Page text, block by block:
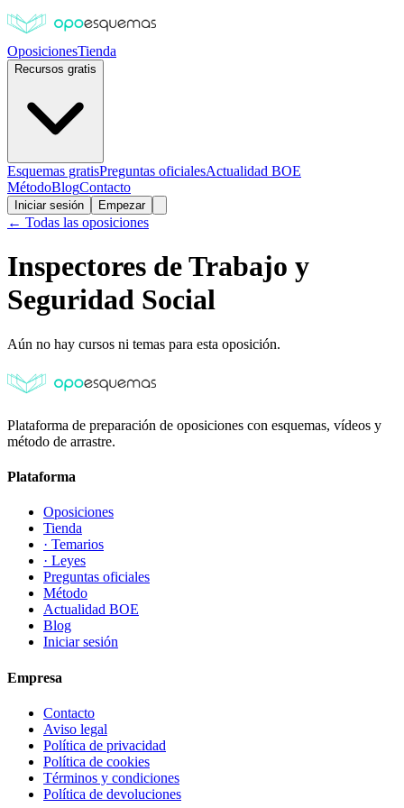
OposicionesTienda
Recursos gratis
Esquemas gratisPreguntas oficialesActualidad BOE
MétodoBlogContacto
Iniciar sesión Empezar
← Todas las oposiciones
Inspectores de Trabajo y
Seguridad Social
Aún no hay cursos ni temas para esta oposición.
Plataforma de preparación de oposiciones con esquemas, vídeos y
método de arrastre.
Plataforma
Oposiciones
Tienda
· Temarios
· Leyes
Preguntas oficiales
Método
Actualidad BOE
Blog
Iniciar sesión
Empresa
Contacto
Aviso legal
Política de privacidad
Política de cookies
Términos y condiciones
Política de devoluciones